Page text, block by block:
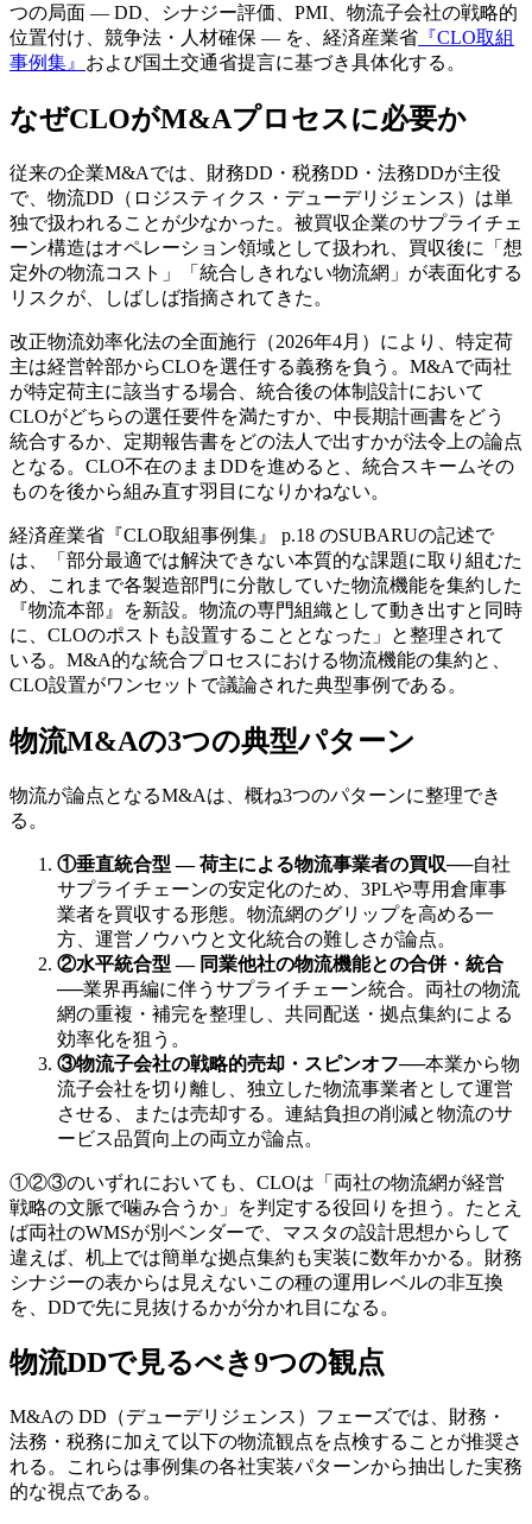
つの局面 — DD、シナジー評価、PMI、物流子会社の戦略的
位置付け、競争法・人材確保 — を、経済産業省 『CLO取組
事例集』 および国土交通省提言に基づき具体化する。
なぜCLOがM&Aプロセスに必要か
従来の企業M&Aでは、財務DD・税務DD・法務DDが主役
で、物流DD（ロジスティクス・デューデリジェンス）は単
独で扱われることが少なかった。被買収企業のサプライチェ
ーン構造はオペレーション領域として扱われ、買収後に「想
定外の物流コスト」「統合しきれない物流網」が表面化する
リスクが、しばしば指摘されてきた。
改正物流効率化法の全面施行（2026年4月）により、特定荷
主は経営幹部からCLOを選任する義務を負う。M&Aで両社
が特定荷主に該当する場合、統合後の体制設計において
CLOがどちらの選任要件を満たすか、中長期計画書をどう
統合するか、定期報告書をどの法人で出すかが法令上の論点
となる。CLO不在のままDDを進めると、統合スキームその
ものを後から組み直す羽目になりかねない。
経済産業省『CLO取組事例集』 p.18 のSUBARUの記述で
は、「部分最適では解決できない本質的な課題に取り組むた
め、これまで各製造部門に分散していた物流機能を集約した
『物流本部』を新設。物流の専門組織として動き出すと同時
に、CLOのポストも設置することとなった」と整理されて
いる。M&A的な統合プロセスにおける物流機能の集約と、
CLO設置がワンセットで議論された典型事例である。
物流M&Aの3つの典型パターン
物流が論点となるM&Aは、概ね3つのパターンに整理でき
る。
①垂直統合型 — 荷主による物流事業者の買収──自社
サプライチェーンの安定化のため、3PLや専用倉庫事
業者を買収する形態。物流網のグリップを高める一
方、運営ノウハウと文化統合の難しさが論点。
②水平統合型 — 同業他社の物流機能との合併・統合
──業界再編に伴うサプライチェーン統合。両社の物流
網の重複・補完を整理し、共同配送・拠点集約による
効率化を狙う。
③物流子会社の戦略的売却・スピンオフ──本業から物
流子会社を切り離し、独立した物流事業者として運営
させる、または売却する。連結負担の削減と物流のサ
ービス品質向上の両立が論点。
①②③のいずれにおいても、CLOは「両社の物流網が経営
戦略の文脈で噛み合うか」を判定する役回りを担う。たとえ
ば両社のWMSが別ベンダーで、マスタの設計思想からして
違えば、机上では簡単な拠点集約も実装に数年かかる。財務
シナジーの表からは見えないこの種の運用レベルの非互換
を、DDで先に見抜けるかが分かれ目になる。
物流DDで見るべき9つの観点
M&Aの DD（デューデリジェンス）フェーズでは、財務・
法務・税務に加えて以下の物流観点を点検することが推奨さ
れる。これらは事例集の各社実装パターンから抽出した実務
的な視点である。